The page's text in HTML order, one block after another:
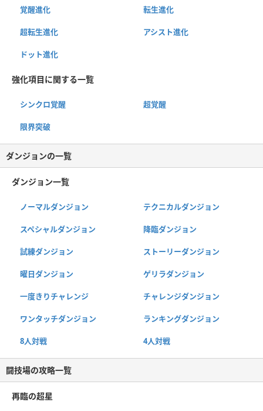
覚醒進化 転生進化
超転生進化 アシスト進化
ドット進化
強化項目に関する一覧
シンクロ覚醒 超覚醒
限界突破
ダンジョンの一覧
ダンジョン一覧
ノーマルダンジョン テクニカルダンジョン
スペシャルダンジョン 降臨ダンジョン
試練ダンジョン ストーリーダンジョン
曜日ダンジョン ゲリラダンジョン
一度きりチャレンジ チャレンジダンジョン
ワンタッチダンジョン ランキングダンジョン
8人対戦 4人対戦
闘技場の攻略一覧
再臨の超星